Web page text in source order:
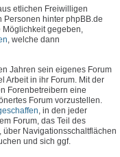
etlichen Freiwilligen
Personen hinter phpBB.de
gegeben,
, welche dann
Jahren sein eigenes Forum
Arbeit in ihr Forum. Mit der
Forenbetreibern eine
Forum vorzustellen.
, in den jeder
Forum, das Teil des
über Navigationsschaltflächen
und sich ggf.